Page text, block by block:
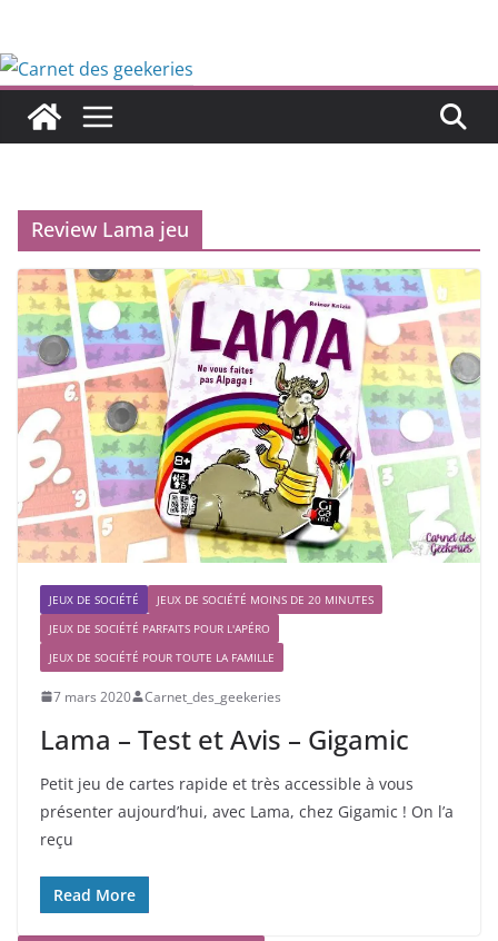
contenu
Review Lama jeu
JEUX DE SOCIÉTÉ
JEUX DE SOCIÉTÉ MOINS DE 20 MINUTES
JEUX DE SOCIÉTÉ PARFAITS POUR L'APÉRO
JEUX DE SOCIÉTÉ POUR TOUTE LA FAMILLE
7 mars 2020 Carnet_des_geekeries
Lama – Test et Avis – Gigamic
Petit jeu de cartes rapide et très accessible à vous
présenter aujourd’hui, avec Lama, chez Gigamic ! On l’a
reçu
Read More